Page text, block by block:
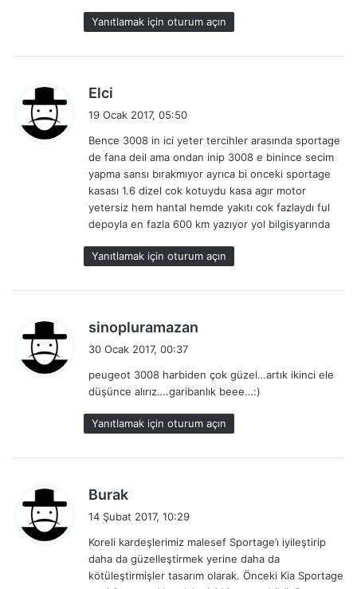
:
Yanıtlamak için oturum açın
Elci
i
k
i
:
19 Ocak 2017, 05:50
Bence 3008 in ici yeter tercihler arasında sportage
de fana deil ama ondan inip 3008 e binince secim
yapma sansı bırakmıyor ayrıca bi onceki sportage
kasası 1.6 dizel cok kotuydu kasa agır motor
yetersiz hem hantal hemde yakıtı cok fazlaydı ful
depoyla en fazla 600 km yazıyor yol bilgisyarında
Yanıtlamak için oturum açın
sinopluramazan
i
k
i
:
30 Ocak 2017, 00:37
peugeot 3008 harbiden çok güzel…artık ikinci ele
düşünce alırız….garibanlık beee…:)
Yanıtlamak için oturum açın
Burak
i
k
i
14 Şubat 2017, 10:29
Koreli kardeşlerimiz malesef Sportage’ı iyileştirip
daha da güzelleştirmek yerine daha da
kötüleştirmişler tasarım olarak. Önceki Kia Sportage